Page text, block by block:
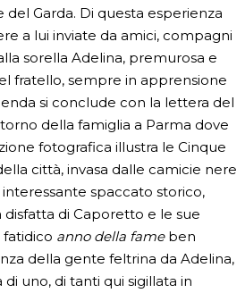
Garda. Di questa esperienza
a lui inviate da amici, compagni
sorella Adelina, premurosa e
fratello, sempre in apprensione
si conclude con la lettera del
della famiglia a Parma dove
fotografica illustra le Cinque
città, invasa dalle camicie nere
spaccato storico,
di Caporetto e le sue
fatidico anno della fame ben
della gente feltrina da Adelina,
uno, di tanti qui sigillata in